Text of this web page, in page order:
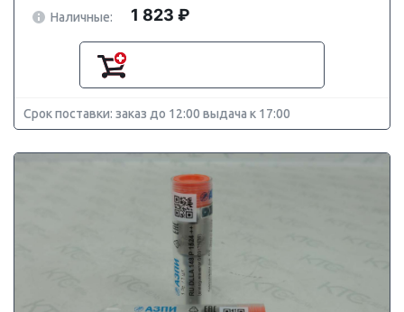
Наличные:
1 823 ₽
Срок поставки: заказ до 12:00 выдача к 17:00